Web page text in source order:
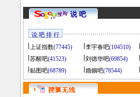
说 吧
说 吧 排 行
上证指数(77445) 李宇春吧(104510)
苏醒吧(41523) 刘德华吧(69854)
贴图吧(68789) 婚姻吧(78544)